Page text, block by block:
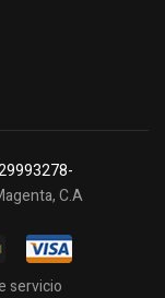
C.A
servicio